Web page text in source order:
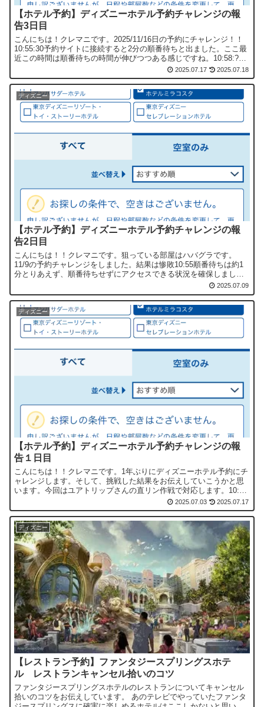
【ホテル予約】ディズニーホテル予約チャレンジの報
告3日目
こんにちは！クレマニです。2025/11/16日の予約にチャレンジ！！
10:55:30予約サイトに接続すると2分の順番待ちと出ました。ここ最
近この時間は順番待ちの時間が伸びつつある感じですね。10:58:??
2025.07.17 2025.07.18
ディズニー
【ホテル予約】ディズニーホテル予約チャレンジの報
告2日目
こんにちは！！クレマニです。狙っている部屋はハバグラです。
11/9の予約チャレンジをしました。結果は惨敗10:55順番待ちは約1
分とりあえず、順番待ちせずにアクセスできる状況を確保しまし
2025.07.09
ディズニー
【ホテル予約】ディズニーホテル予約チャレンジの報
告１日目
こんにちは！！クレマニです。1年ぶりにディズニーホテル予約にチ
ャレンジします。そして、挑戦した結果をお伝えしていこうかと思
います。今回はユアトリップさんの直リン作戦で対応します。10:56
接続開始順番待ちは約1分でした。去年は土日予約だと1...
2025.07.03 2025.07.17
ディズニー
【レストラン予約】ファンタジースプリングスホテ
ル レストランキャンセル拾いのコツ
ファンタジースプリングスホテルのレストランについてキャンセル
拾いのコツをお伝えしています。 あのテレビでやっていたファンタ